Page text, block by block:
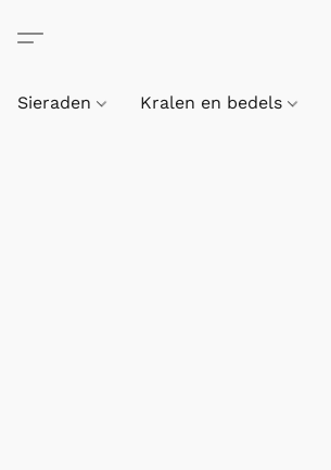
Sieraden Kralen en bedels